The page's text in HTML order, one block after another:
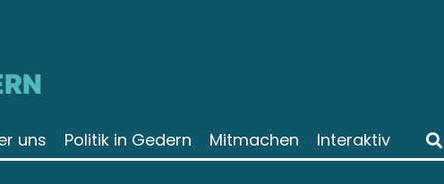
uns Politik in Gedern Mitmachen Interaktiv